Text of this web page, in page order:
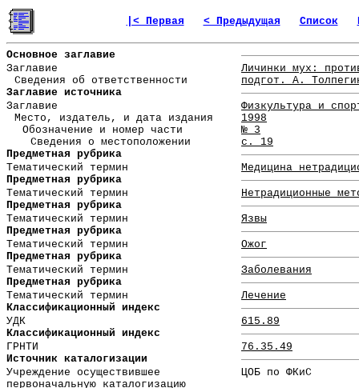
|< Первая < Предыдущая Список
Основное заглавие
Заглавие
Личинки мух:
Сведения об ответственности
подгот. А.
Заглавие источника
Заглавие
Физкультура и
Место, издатель, и дата издания
1998
Обозначение и номер части
№ 3
Сведения о местоположении
с. 19
Предметная рубрика
Тематический термин
Медицина
Предметная рубрика
Тематический термин
Нетрадиционные
Предметная рубрика
Тематический термин
Язвы
Предметная рубрика
Тематический термин
Ожог
Предметная рубрика
Тематический термин
Заболевания
Предметная рубрика
Тематический термин
Лечение
Классификационный индекс
УДК
615.89
Классификационный индекс
ГРНТИ
76.35.49
Источник каталогизации
Учреждение осуществившее
первоначальную каталогизацию
ЦОБ по ФКиС